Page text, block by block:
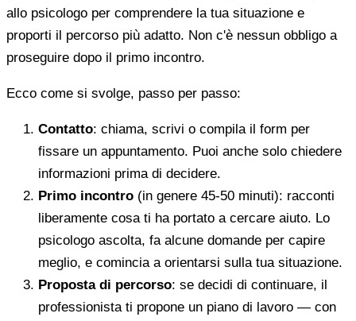
allo psicologo per comprendere la tua situazione e
proporti il percorso più adatto. Non c'è nessun obbligo a
proseguire dopo il primo incontro.
Ecco come si svolge, passo per passo:
Contatto: chiama, scrivi o compila il form per
fissare un appuntamento. Puoi anche solo chiedere
informazioni prima di decidere.
Primo incontro (in genere 45-50 minuti): racconti
liberamente cosa ti ha portato a cercare aiuto. Lo
psicologo ascolta, fa alcune domande per capire
meglio, e comincia a orientarsi sulla tua situazione.
Proposta di percorso: se decidi di continuare, il
professionista ti propone un piano di lavoro — con